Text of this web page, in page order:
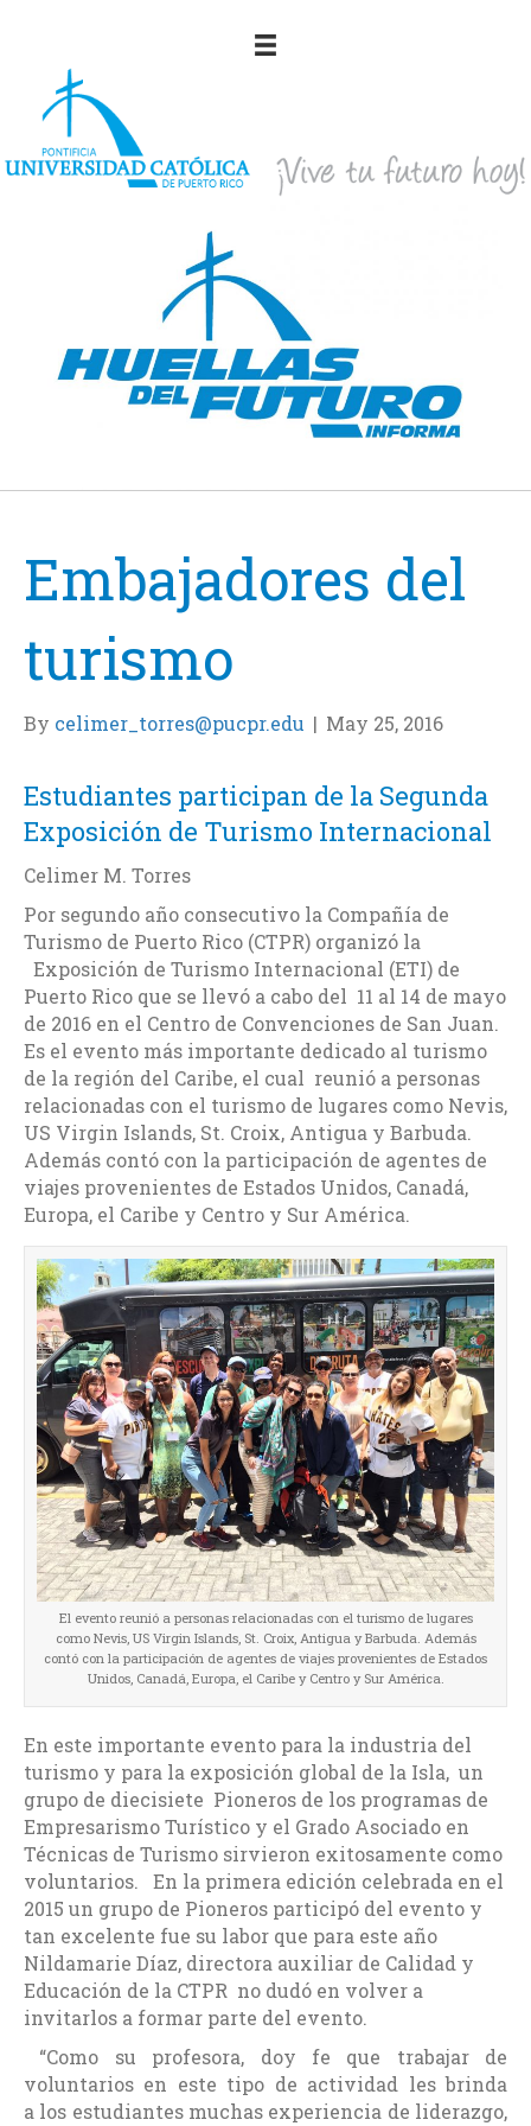
Embajadores del
turismo
By celimer_torres@pucpr.edu | May 25, 2016
Estudiantes participan de la Segunda
Exposición de Turismo Internacional
Celimer M. Torres
Por segundo año consecutivo la Compañía de
Turismo de Puerto Rico (CTPR) organizó la
Exposición de Turismo Internacional (ETI) de
Puerto Rico que se llevó a cabo del 11 al 14 de mayo
de 2016 en el Centro de Convenciones de San Juan.
Es el evento más importante dedicado al turismo
de la región del Caribe, el cual reunió a personas
relacionadas con el turismo de lugares como Nevis,
US Virgin Islands, St. Croix, Antigua y Barbuda.
Además contó con la participación de agentes de
viajes provenientes de Estados Unidos, Canadá,
Europa, el Caribe y Centro y Sur América.
El evento reunió a personas relacionadas con el turismo de lugares
como Nevis, US Virgin Islands, St. Croix, Antigua y Barbuda. Además
contó con la participación de agentes de viajes provenientes de Estados
Unidos, Canadá, Europa, el Caribe y Centro y Sur América.
En este importante evento para la industria del
turismo y para la exposición global de la Isla, un
grupo de diecisiete Pioneros de los programas de
Empresarismo Turístico y el Grado Asociado en
Técnicas de Turismo sirvieron exitosamente como
voluntarios. En la primera edición celebrada en el
2015 un grupo de Pioneros participó del evento y
tan excelente fue su labor que para este año
Nildamarie Díaz, directora auxiliar de Calidad y
Educación de la CTPR no dudó en volver a
invitarlos a formar parte del evento.
“Como su profesora, doy fe que trabajar de
voluntarios en este tipo de actividad les brinda
a los estudiantes muchas experiencia de liderazgo,